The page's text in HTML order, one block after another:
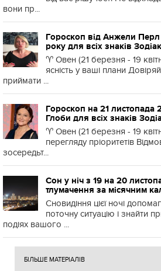
вони пр...
Гороскоп від Анжели
року для всіх знаків
♈️ Овен (21 березня - 19
ясність у ваші плани
приймати ...
Гороскоп на 21 листопада
Глоби для всіх знаків
♈️ Овен (21 березня - 19
перегляду пріоритетів
зосередьт...
Сон у ніч з 19 на 20
тлумачення за місячним
Сновидіння цієї ночі
поточну ситуацію і знайти
подіях вашого ...
БІЛЬШЕ МАТЕРІАЛІВ